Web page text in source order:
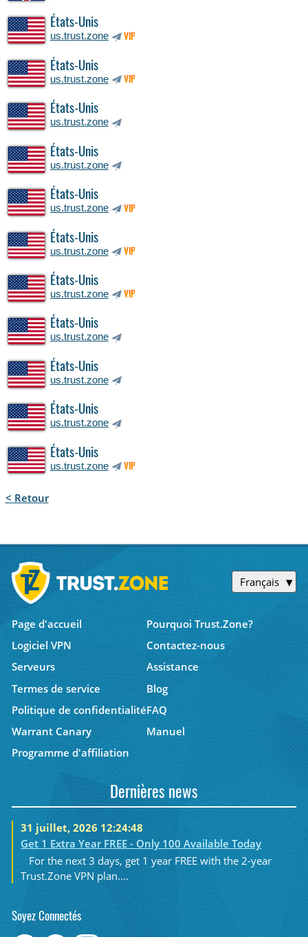
États-Unis
us.trust.zone VIP
États-Unis
us.trust.zone VIP
États-Unis
us.trust.zone
États-Unis
us.trust.zone
États-Unis
us.trust.zone VIP
États-Unis
us.trust.zone VIP
États-Unis
us.trust.zone VIP
États-Unis
us.trust.zone
États-Unis
us.trust.zone
États-Unis
us.trust.zone
États-Unis
us.trust.zone VIP
< Retour
Français
Page d'accueil
Pourquoi Trust.Zone?
Logiciel VPN
Contactez-nous
Serveurs
Assistance
Termes de service
Blog
Politique de confidentialitéFAQ
Warrant Canary
Manuel
Programme d'affiliation
Dernières news
31 juillet, 2026 12:24:48
Get 1 Extra Year FREE - Only 100 Available Today
For the next 3 days, get 1 year FREE with the 2-year
Trust.Zone VPN plan....
Soyez Connectés